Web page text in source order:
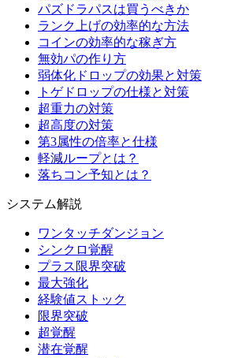
パズドラパスは買うべきか
ランク上げの効率的な方法
コインの効率的な稼ぎ方
無効パの作り方
弱体化ドロップの効果と対策
トゲドロップの仕様と対策
超重力の対策
超高度の対策
第3属性の倍率と仕様
軽減ループとは？
落ちコン予知とは？
システム解説
ワンタッチダンジョン
シンクロ覚醒
プラス限界突破
最大強化
経験値ストック
限界突破
超覚醒
潜在覚醒